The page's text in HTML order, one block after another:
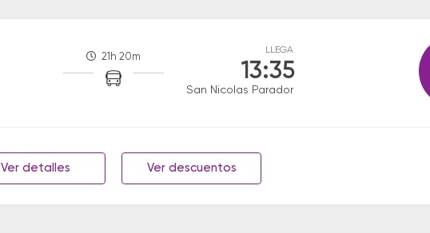
21h 20m
LLEGA
13:35
San Nicolas Parador
Ver detalles Ver descuentos